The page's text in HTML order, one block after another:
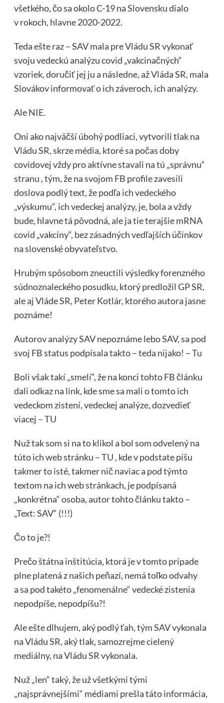
všetkého, čo sa okolo C-19 na Slovensku dialo
v rokoch, hlavne 2020-2022.
Teda ešte raz – SAV mala pre Vládu SR vykonať
svoju vedeckú analýzu covid „vakcinačných“
vzoriek, doručiť jej ju a následne, až Vláda SR, mala
Slovákov informovať o ich záveroch, ich analýzy.
Ale NIE.
Oni ako najväčší úbohý podliaci, vytvorili tlak na
Vládu SR, skrze média, ktoré sa počas doby
covidovej vždy pro aktívne stavali na tú „správnu“
stranu , tým, že na svojom FB profile zavesili
doslova podlý text, že podľa ich vedeckého
„výskumu“, ich vedeckej analýzy, je, bola a vždy
bude, hlavne tá pôvodná, ale ja tie terajšie mRNA
covid „vakcíny“, bez zásadných vedľajších účinkov
na slovenské obyvateľstvo.
Hrubým spôsobom zneuctili výsledky forenzného
súdnoznaleckého posudku, ktorý predložil GP SR,
ale aj Vláde SR, Peter Kotlár, ktorého autora jasne
poznáme!
Autorov analýzy SAV nepoznáme lebo SAV, sa pod
svoj FB status podpísala takto – teda nijako! –Tu
Boli však takí „smelí“, že na konci tohto FB článku
dali odkaz na link, kde sme sa mali o tomto ich
vedeckom zistení, vedeckej analýze, dozvedieť
viacej –TU
Nuž tak som si na to klikol a bol som odvelený na
túto ich web stránku –TU , kde v podstate píšu
takmer to isté, takmer nič naviac a pod týmto
textom na ich web stránkach, je podpísaná
„konkrétna“ osoba, autor tohto článku takto –
„Text: SAV“ (!!!)
Čo to je?!
Prečo štátna inštitúcia, ktorá je v tomto prípade
plne platená z našich peňazí, nemá toľko odvahy
a sa pod takéto „fenomenálne“ vedecké zistenia
nepodpíše, nepodpíšu?!
Ale ešte dlhujem, aký podlý ťah, tým SAV vykonala
na Vládu SR, aký tlak, samozrejme cielený
mediálny, na Vládu SR vykonala.
Nuž „len“ taký, že už všetkými tými
„najsprávnejšími“ médiami prešla táto informácia,